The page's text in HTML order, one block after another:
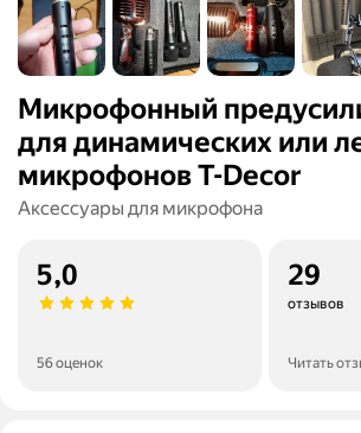
Микрофонный
для динамических или
микрофонов T-Decor
Аксессуары для микрофона
5,0
56 оценок
29
отзывов
Читать